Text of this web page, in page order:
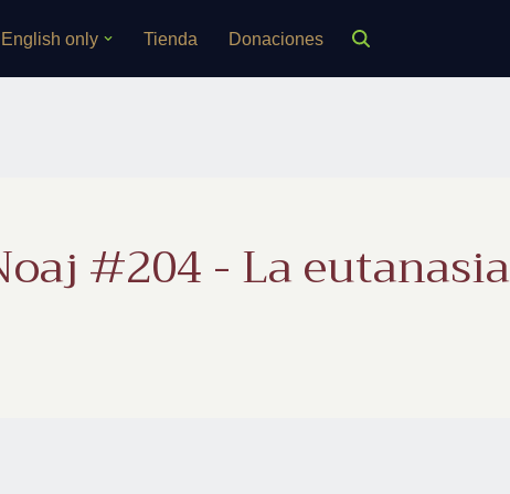
English only Tienda Donaciones
#204 - La eutanasia